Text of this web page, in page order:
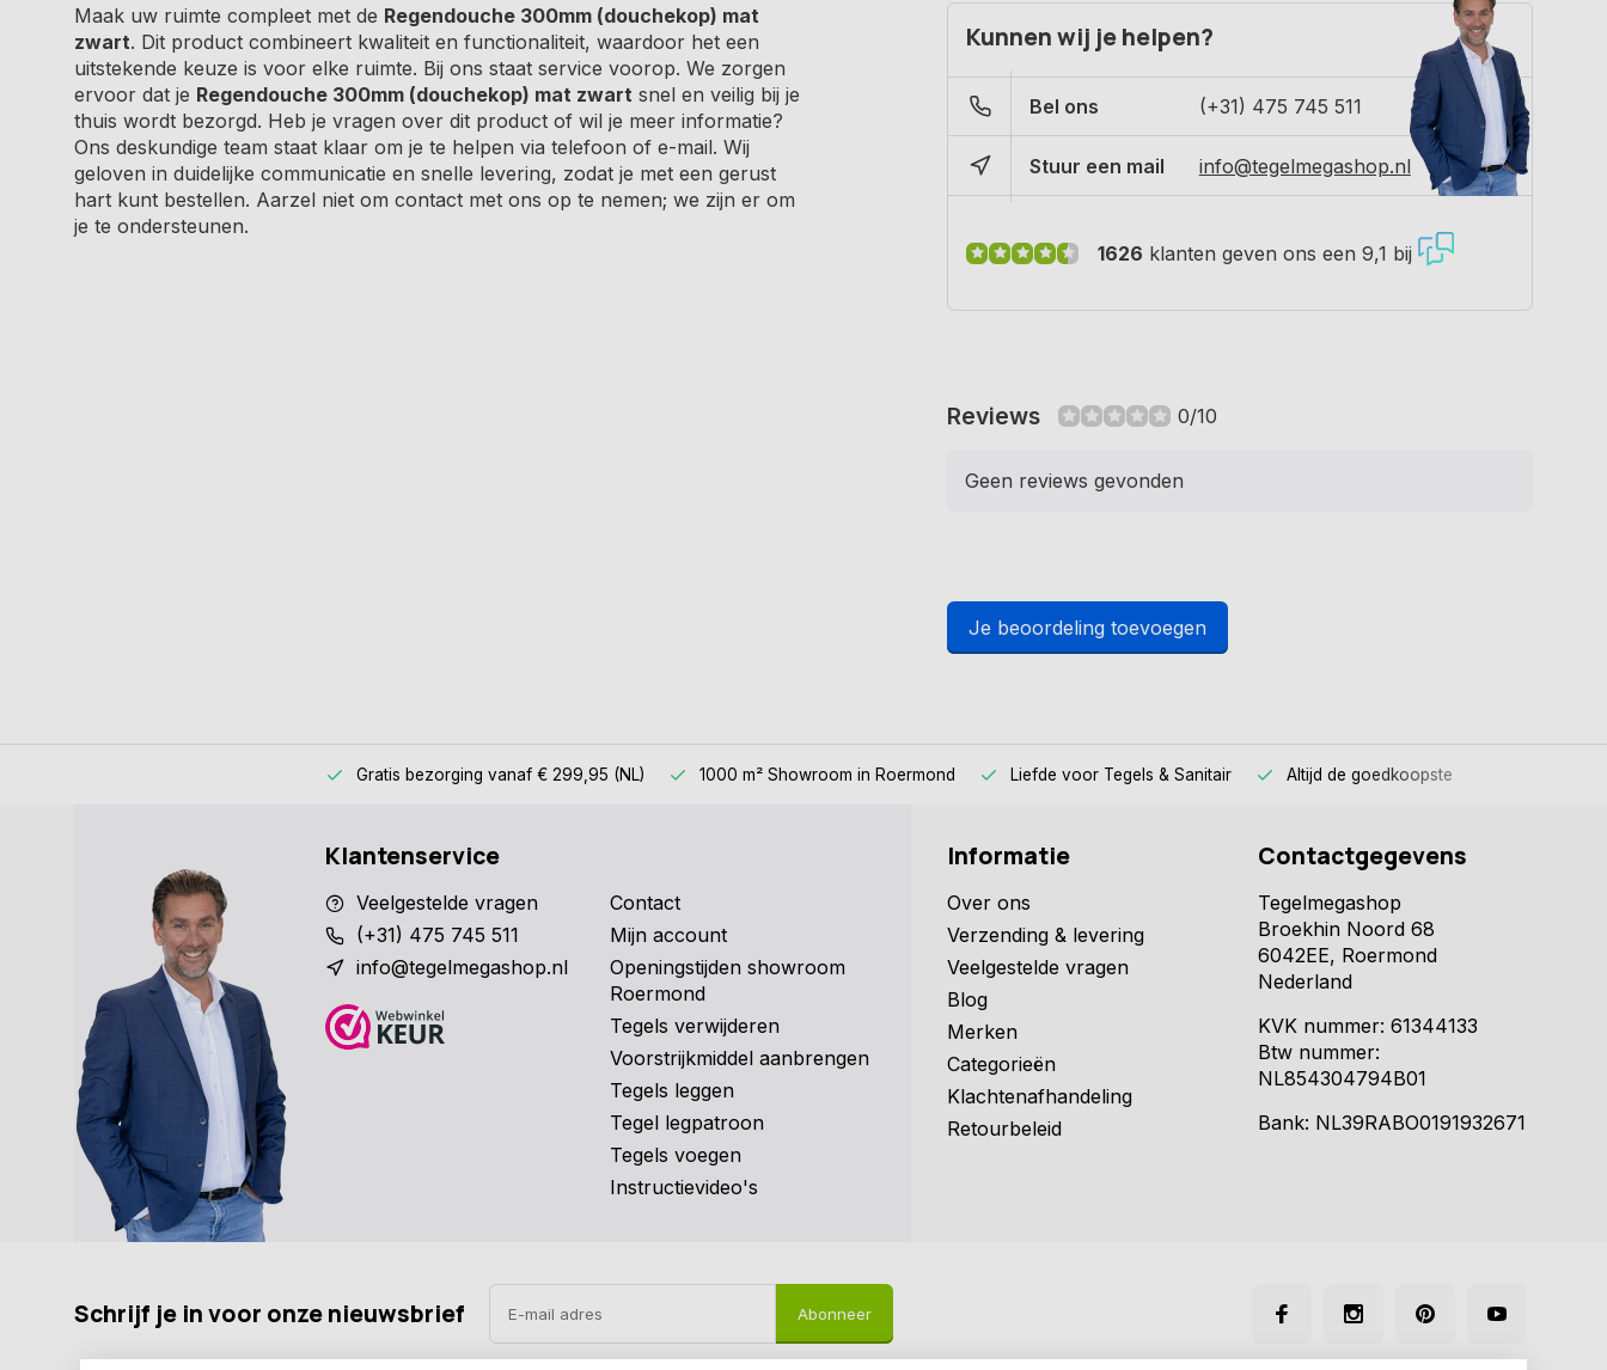
Maak uw ruimte compleet met de Regendouche 300mm (douchekop) mat
zwart. Dit product combineert kwaliteit en functionaliteit, waardoor het een
uitstekende keuze is voor elke ruimte. Bij ons staat service voorop. We zorgen
ervoor dat je Regendouche 300mm (douchekop) mat zwart snel en veilig bij je
thuis wordt bezorgd. Heb je vragen over dit product of wil je meer informatie?
Ons deskundige team staat klaar om je te helpen via telefoon of e-mail. Wij
geloven in duidelijke communicatie en snelle levering, zodat je met een gerust
hart kunt bestellen. Aarzel niet om contact met ons op te nemen; we zijn er om
je te ondersteunen.
Kunnen wij je helpen?
Bel ons (+31) 475 745 511
Stuur een mail info@tegelmegashop.nl
1626 klanten geven ons een 9,1 bij
Reviews 0/10
Geen reviews gevonden
Je beoordeling toevoegen
Gratis bezorging vanaf € 299,95 (NL) 1000 m² Showroom in Roermond Liefde voor Tegels & Sanitair Altijd de goedkoopste
Klantenservice
Veelgestelde vragen
(+31) 475 745 511
info@tegelmegashop.nl
Contact
Mijn account
Openingstijden showroom
Roermond
Tegels verwijderen
Voorstrijkmiddel aanbrengen
Tegels leggen
Tegel legpatroon
Tegels voegen
Instructievideo's
Informatie
Over ons
Verzending & levering
Veelgestelde vragen
Blog
Merken
Categorieën
Klachtenafhandeling
Retourbeleid
Contactgegevens
Tegelmegashop
Broekhin Noord 68
6042EE, Roermond
Nederland
KVK nummer: 61344133
Btw nummer:
NL854304794B01
Bank: NL39RABO0191932671
Schrijf je in voor onze nieuwsbrief Abonneer